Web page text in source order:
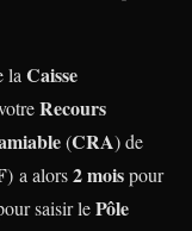
laCaisse
Recours
(CRA) de
) a alors2 moispour
saisir lePôle